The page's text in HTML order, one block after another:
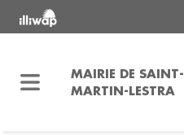
MAIRIE DE SAINT-
MARTIN-LESTRA